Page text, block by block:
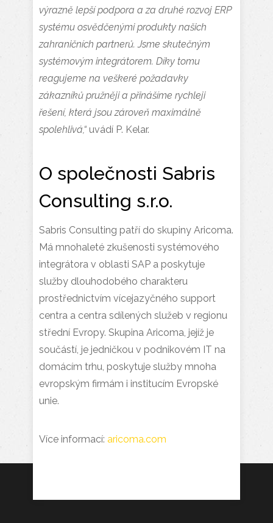
výrazně lepší podpora a za druhé rozvoj ERP
systému osvědčenými produkty našich
zahraničních partnerů. Jsme skutečným
systémovým integrátorem. Díky tomu
reagujeme na veškeré požadavky
zákazníků pružněji a přinášíme rychleji
řešení, která jsou zároveň maximálně
spolehlivá,“ uvádí P. Kelar.
O společnosti Sabris
Consulting s.r.o.
Sabris Consulting patří do skupiny Aricoma.
Má mnohaleté zkušenosti systémového
integrátora v oblasti SAP a poskytuje
služby dlouhodobého charakteru
prostřednictvím vícejazyčného support
centra a centra sdílených služeb v regionu
střední Evropy. Skupina Aricoma, jejíž je
součástí, je jedničkou v podnikovém IT na
domácím trhu, poskytuje služby mnoha
evropským firmám i institucím Evropské
unie.
Více informací: aricoma.com